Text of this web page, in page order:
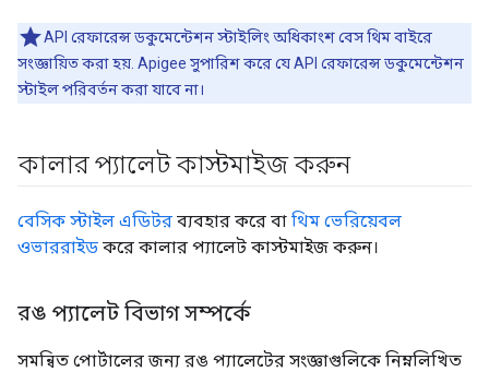
API রেফারেন্স ডকুমেন্টেশন স্টাইলিং অধিকাংশ বেস থিম বাইরে
সংজ্ঞায়িত করা হয়. Apigee সুপারিশ করে যে API রেফারেন্স ডকুমেন্টেশন
স্টাইল পরিবর্তন করা যাবে না।
কালার প্যালেট কাস্টমাইজ করুন
বেসিক স্টাইল এডিটর ব্যবহার করে বা থিম ভেরিয়েবল
ওভাররাইড করে কালার প্যালেট কাস্টমাইজ করুন।
রঙ প্যালেট বিভাগ সম্পর্কে
সমন্বিত পোর্টালের জন্য রঙ প্যালেটের সংজ্ঞাগুলিকে নিম্নলিখিত